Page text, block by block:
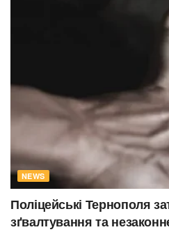
NEWS
Поліцейські Тернополя
зґвалтування та